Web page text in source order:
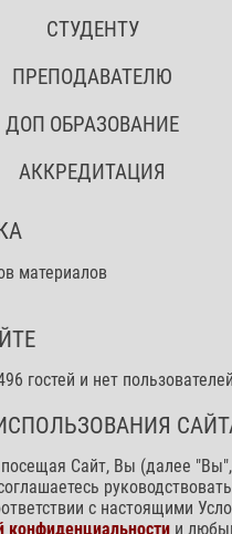
СТУДЕНТУ
ПРЕПОДАВАТЕЛЮ
ДОП ОБРАЗОВАНИЕ
АККРЕДИТАЦИЯ
материалов
гостей и нет пользователей
Сайт, Вы (далее "Вы",
с настоящими
конфиденциальностии